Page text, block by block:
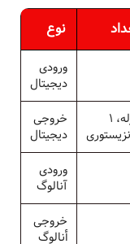
نوع
ورودی
ديجيتال
1 رله، 1
خروجى
ديجيتال
ورودى
آنالوگ
خروجى
أنالوگ